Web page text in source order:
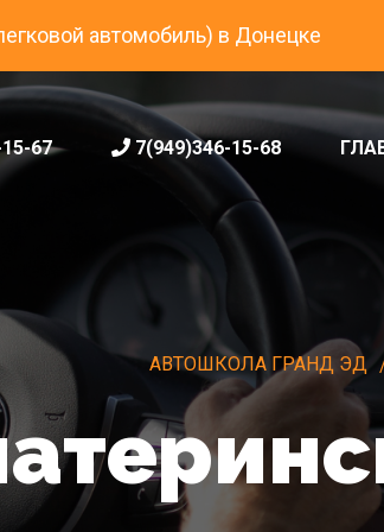
автомобиль) в Донецке
67 7(949)346-15-68
АВТОШКОЛА ГРАНД ЭД